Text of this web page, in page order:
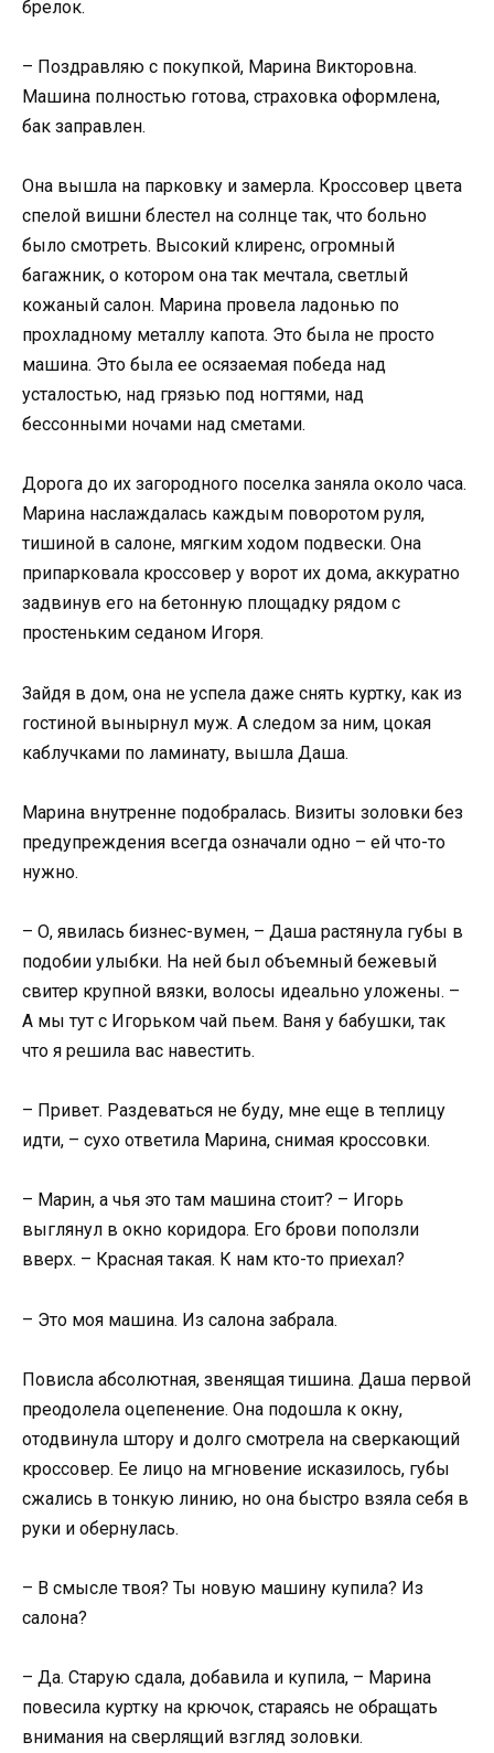
брелок.
– Поздравляю с покупкой, Марина Викторовна.
Машина полностью готова, страховка оформлена,
бак заправлен.
Она вышла на парковку и замерла. Кроссовер цвета
спелой вишни блестел на солнце так, что больно
было смотреть. Высокий клиренс, огромный
багажник, о котором она так мечтала, светлый
кожаный салон. Марина провела ладонью по
прохладному металлу капота. Это была не просто
машина. Это была ее осязаемая победа над
усталостью, над грязью под ногтями, над
бессонными ночами над сметами.
Дорога до их загородного поселка заняла около часа.
Марина наслаждалась каждым поворотом руля,
тишиной в салоне, мягким ходом подвески. Она
припарковала кроссовер у ворот их дома, аккуратно
задвинув его на бетонную площадку рядом с
простеньким седаном Игоря.
Зайдя в дом, она не успела даже снять куртку, как из
гостиной вынырнул муж. А следом за ним, цокая
каблучками по ламинату, вышла Даша.
Марина внутренне подобралась. Визиты золовки без
предупреждения всегда означали одно – ей что-то
нужно.
– О, явилась бизнес-вумен, – Даша растянула губы в
подобии улыбки. На ней был объемный бежевый
свитер крупной вязки, волосы идеально уложены. –
А мы тут с Игорьком чай пьем. Ваня у бабушки, так
что я решила вас навестить.
– Привет. Раздеваться не буду, мне еще в теплицу
идти, – сухо ответила Марина, снимая кроссовки.
– Марин, а чья это там машина стоит? – Игорь
выглянул в окно коридора. Его брови поползли
вверх. – Красная такая. К нам кто-то приехал?
– Это моя машина. Из салона забрала.
Повисла абсолютная, звенящая тишина. Даша первой
преодолела оцепенение. Она подошла к окну,
отодвинула штору и долго смотрела на сверкающий
кроссовер. Ее лицо на мгновение исказилось, губы
сжались в тонкую линию, но она быстро взяла себя в
руки и обернулась.
– В смысле твоя? Ты новую машину купила? Из
салона?
– Да. Старую сдала, добавила и купила, – Марина
повесила куртку на крючок, стараясь не обращать
внимания на сверлящий взгляд золовки.